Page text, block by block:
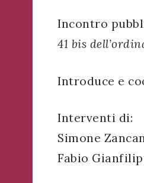
Incontro
41 bis
Introduce e
Interventi di:
Simone
Fabio